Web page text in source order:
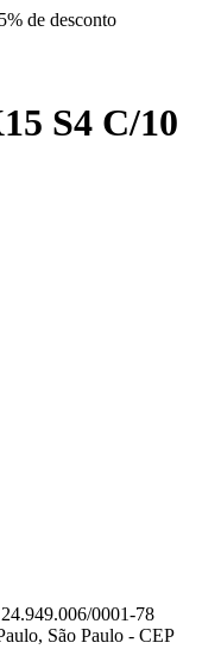
de desconto
S4 C/10
0001-78
São Paulo - CEP